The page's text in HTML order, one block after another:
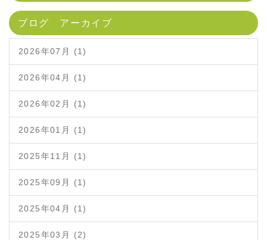
ブログ アーカイブ
2026年07月 (1)
2026年04月 (1)
2026年02月 (1)
2026年01月 (1)
2025年11月 (1)
2025年09月 (1)
2025年04月 (1)
2025年03月 (2)